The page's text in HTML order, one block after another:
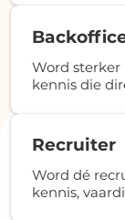
Word sterker
kennis die
Recruiter
Word dé
kennis,